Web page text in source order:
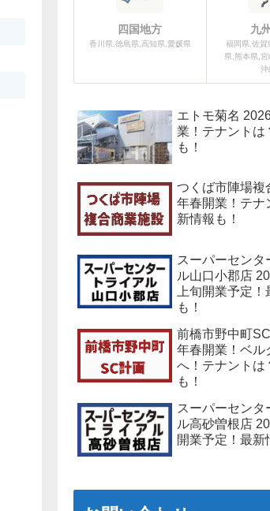
四国地方
香川県,徳島県,高知県,愛媛県
九
福岡県,佐賀
県,熊本県,宮
沖
エトモ菊名
業！テナントは
も！
つくば市陣場複
年春開業！テナ
新情報も！
スーパーセンタ
ル山口小郡店
上旬開業予定！
も！
前橋市野中町
年春開業！ベル
へ！テナントは
も！
スーパーセンタ
ル高砂曽根店
開業予定！最新